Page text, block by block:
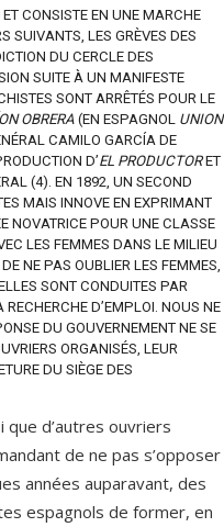
CONSISTE EN UNE MARCHE
SUIVANTS, LES GRÈVES DES
DU CERCLE DES
SUITE À UN MANIFESTE
SONT ARRÊTÉS POUR LE
OBRERA(EN ESPAGNOL UNION
CAMILO GARCÍA DE
D’EL PRODUCTORET
(4). EN 1892, UN SECOND
MAIS INNOVE EN EXPRIMANT
NOVATRICE POUR UNE CLASSE
LES FEMMES DANS LE MILIEU
NE PAS OUBLIER LES FEMMES,
SONT CONDUITES PAR
D’EMPLOI. NOUS NE
DU GOUVERNEMENT NE SE
ORGANISÉS, LEUR
DU SIÈGE DES
que d’autres ouvriers
de ne pas s’opposer
années auparavant, des
espagnols de former, en